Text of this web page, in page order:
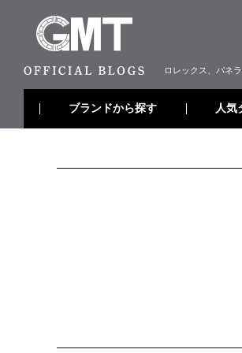
ロレックス、パネ
ブランドから探す 人気